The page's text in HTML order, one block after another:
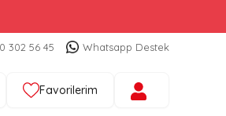
302 56 45 Whatsapp Destek
Favorilerim